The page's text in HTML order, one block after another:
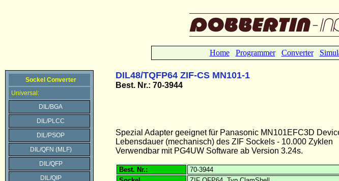
Home Programmer Converter
Sockel Converter
Universal:
DIL/BGA
DIL/PLCC
DIL/PSOP
DIL/QFN (MLF)
DIL/QFP
DIL/QIP
DIL48/TQFP64 ZIF-CS MN101-1
Best. Nr.: 70-3944
Spezial Adapter geeignet für Panasonic MN101EFC3D
Lebensdauer (mechanisch) des ZIF Sockels - 10.000 Zyklen
Verwendbar mit PG4UW Software ab Version 3.24s.
Best. Nr.:
70-3944